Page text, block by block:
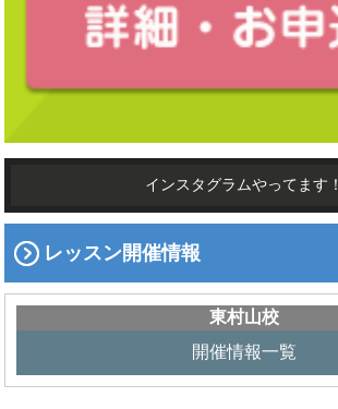
インスタグラムやってます！
レッスン開催情報
東村山校
開催情報一覧